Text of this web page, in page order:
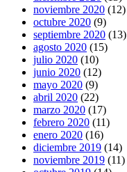
noviembre 2020 (12)
octubre 2020 (9)
septiembre 2020 (13)
agosto 2020 (15)
julio 2020 (10)
junio 2020 (12)
mayo 2020 (9)
abril 2020 (22)
marzo 2020 (17)
febrero 2020 (11)
enero 2020 (16)
diciembre 2019 (14)
noviembre 2019 (11)